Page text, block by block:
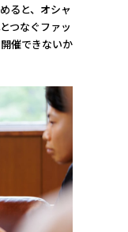
ると、オシャ
つなぐファッ
催できないか